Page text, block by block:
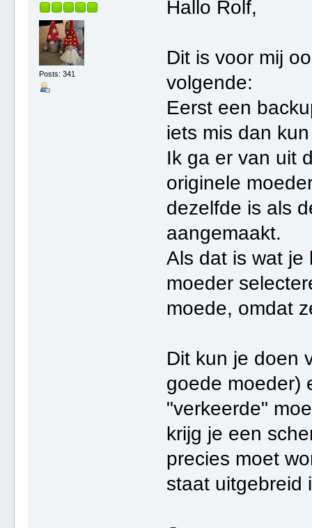
Posts: 341
Hallo Rolf,
Dit is voor mij
volgende:
Eerst een
iets mis dan
Ik ga er van uit
originele
dezelfde is als
aangemaakt.
Als dat is wat je
moeder
moede, omdat
Dit kun je doen
goede moeder)
"verkeerde"
krijg je een
precies moet
staat uitgebreid